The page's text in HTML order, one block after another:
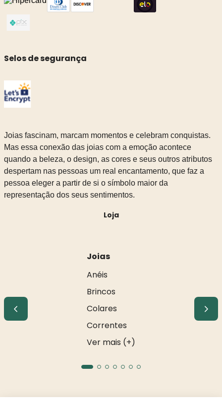
Selos de segurança
Joias fascinam, marcam momentos e celebram conquistas.
Mas essa conexão das joias com a emoção acontece
quando a beleza, o design, as cores e seus outros atributos
despertam nas pessoas um real encantamento, que faz a
pessoa eleger a partir de si o símbolo maior da
representação dos seus sentimentos.
Loja
Joias
Anéis
Brincos
Colares
Correntes
Ver mais (+)